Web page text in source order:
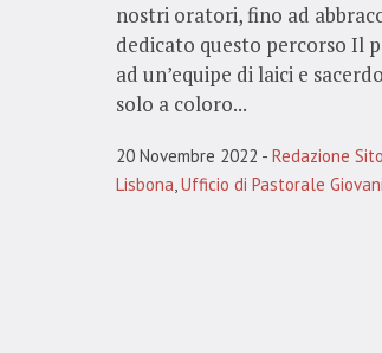
nostri oratori, fino ad
dedicato questo percorso Il
ad un’equipe di laici e
solo a coloro...
20 Novembre 2022 Redazione Sito
Lisbona,Ufficio di Pastorale